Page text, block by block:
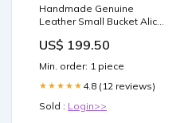
Handmade Genuine
Leather Small Bucket Alice
PosiTiamo
US$ 199.50
Min. order: 1 piece
★★★★★ 4.8 (12 reviews)
Sold : Login>>